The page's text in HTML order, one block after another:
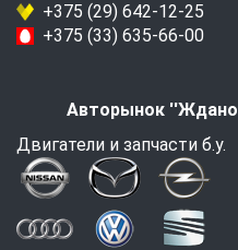
+375 (29) 642-12-25
+375 (33) 635-66-00
Авторынок
Двигатели и запчасти б.у.